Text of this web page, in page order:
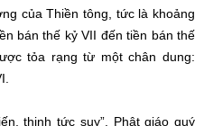
củaThiền tông , tức là khoảng
bán thế kỷ VII đến tiền bán thế
tỏa rạng từ mộtchân dung:
thịnh tức suy”. Phật giáo quý